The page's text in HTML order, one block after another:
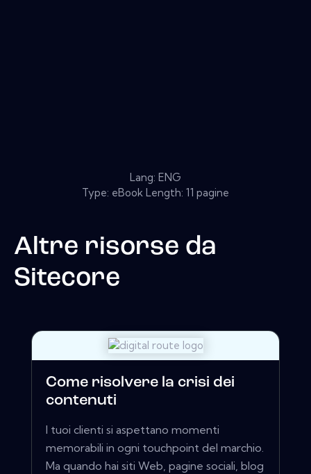
Lang: ENG
Type: eBook Length: 11 pagine
Altre risorse da
Sitecore
Come risolvere la crisi dei
contenuti
I tuoi clienti si aspettano momenti
memorabili in ogni touchpoint del marchio.
Ma quando hai siti Web, pagine sociali, blog